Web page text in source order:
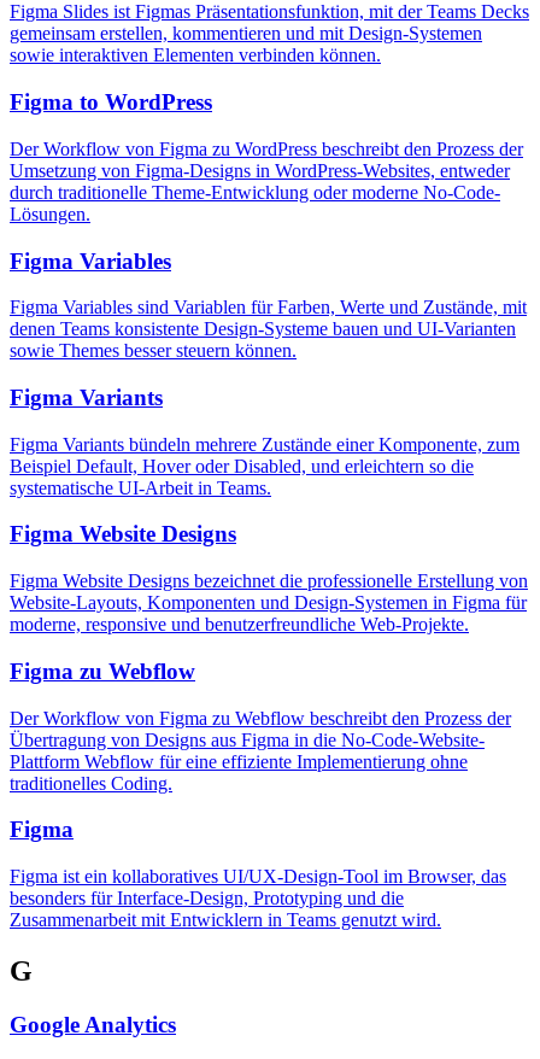
Figma Slides ist Figmas Präsentationsfunktion, mit der Teams Decks
gemeinsam erstellen, kommentieren und mit Design-Systemen
sowie interaktiven Elementen verbinden können.
Figma to WordPress
Der Workflow von Figma zu WordPress beschreibt den Prozess der
Umsetzung von Figma-Designs in WordPress-Websites, entweder
durch traditionelle Theme-Entwicklung oder moderne No-Code-
Lösungen.
Figma Variables
Figma Variables sind Variablen für Farben, Werte und Zustände, mit
denen Teams konsistente Design-Systeme bauen und UI-Varianten
sowie Themes besser steuern können.
Figma Variants
Figma Variants bündeln mehrere Zustände einer Komponente, zum
Beispiel Default, Hover oder Disabled, und erleichtern so die
systematische UI-Arbeit in Teams.
Figma Website Designs
Figma Website Designs bezeichnet die professionelle Erstellung von
Website-Layouts, Komponenten und Design-Systemen in Figma für
moderne, responsive und benutzerfreundliche Web-Projekte.
Figma zu Webflow
Der Workflow von Figma zu Webflow beschreibt den Prozess der
Übertragung von Designs aus Figma in die No-Code-Website-
Plattform Webflow für eine effiziente Implementierung ohne
traditionelles Coding.
Figma
Figma ist ein kollaboratives UI/UX-Design-Tool im Browser, das
besonders für Interface-Design, Prototyping und die
Zusammenarbeit mit Entwicklern in Teams genutzt wird.
G
Google Analytics